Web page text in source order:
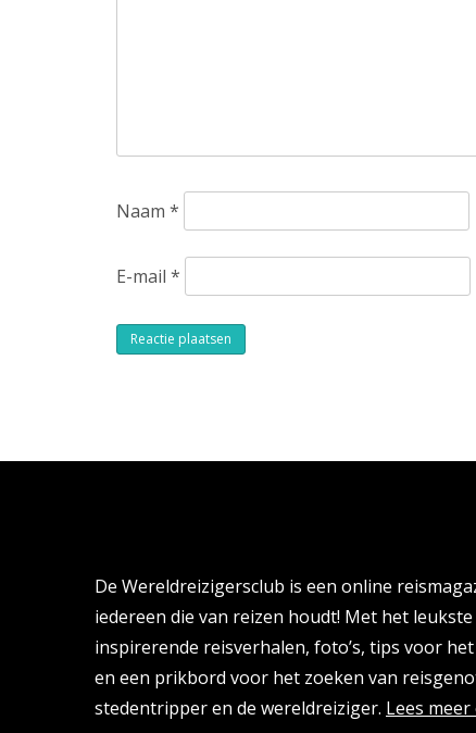
Naam *
E-mail *
De Wereldreizigersclub is een online
iedereen die van reizen houdt! Met het
inspirerende reisverhalen, foto’s, tips voor
en een prikbord voor het zoeken van
stedentripper en de wereldreiziger. Lees